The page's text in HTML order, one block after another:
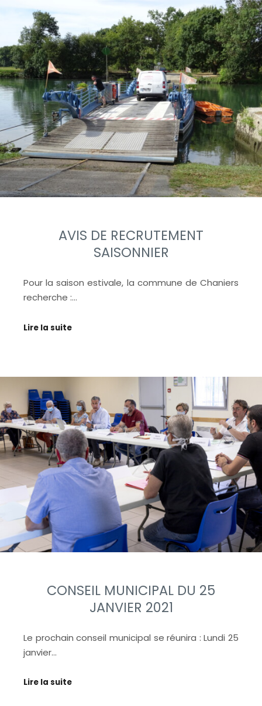
AVIS DE RECRUTEMENT
SAISONNIER
Pour la saison estivale, la commune de Chaniers
recherche :…
Lire la suite
CONSEIL MUNICIPAL DU 25
JANVIER 2021
Le prochain conseil municipal se réunira : Lundi 25
janvier…
Lire la suite